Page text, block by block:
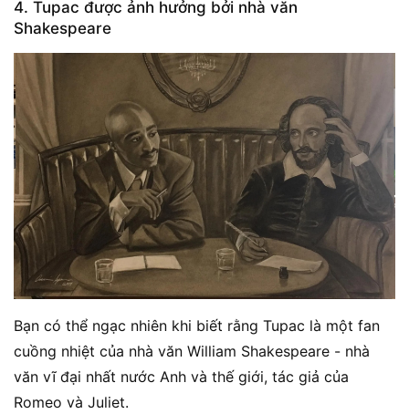
4. Tupac được ảnh hưởng bởi nhà văn
Shakespeare
Bạn có thể ngạc nhiên khi biết rằng Tupac là một fan
cuồng nhiệt của nhà văn William Shakespeare - nhà
văn vĩ đại nhất nước Anh và thế giới, tác giả của
Romeo và Juliet.